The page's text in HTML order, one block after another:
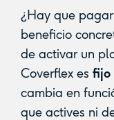
¿Hay que
beneficio
de activar un
Coverflex es fijo
cambia en
que actives ni